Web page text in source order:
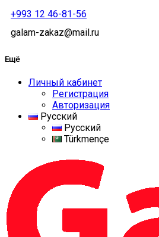
+993 12 46-81-56
galam-zakaz@mail.ru
Ещё
Личный кабинет
Регистрация
Авторизация
Русский
Русский
Türkmençe